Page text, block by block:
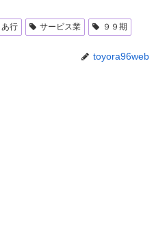
あ行 サービス業 ９９期
toyora96web